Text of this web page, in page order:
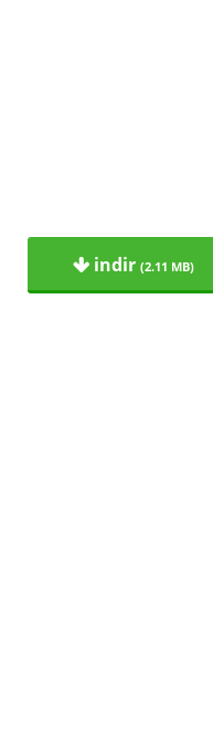
indir (2.11 MB)